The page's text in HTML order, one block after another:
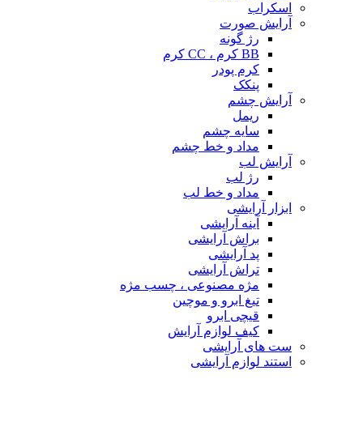
اسکراب
آرایش صورت
رژ گونه
BB کرم ، CC کرم
کرم پودر
پنکک
آرایش چشم
ریمل
سایه چشم
مداد و خط چشم
آرایش لب
رژ لب
مداد و خط لب
ابزار آرایشی
آینه آرایشی
براش آرایشی
پد آرایشی
تراش آرایشی
مژه مصنوعی ، چسب مژه
تیغ ابرو و موچین
قیچی ابرو
کیف لوازم آرایش
ست های آرایشی
استند لوازم آرایشی